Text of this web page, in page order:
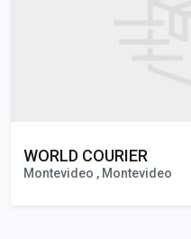
WORLD COURIER
Montevideo , Montevideo